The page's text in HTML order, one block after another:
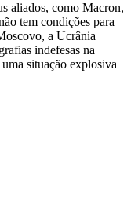
aliados, como Macron,
tem condições para
a Ucrânia
indefesas na
situação explosiva